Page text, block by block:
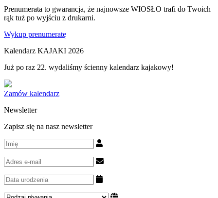
Prenumerata to gwarancja, że najnowsze WIOSŁO trafi do Twoich
rąk tuż po wyjściu z drukarni.
Wykup prenumeratę
Kalendarz KAJAKI 2026
Już po raz 22. wydaliśmy ścienny kalendarz kajakowy!
Zamów kalendarz
Newsletter
Zapisz się na nasz newsletter